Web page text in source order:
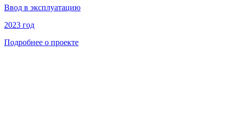
Ввод в эксплуатацию
2023 год
Подробнее о проекте